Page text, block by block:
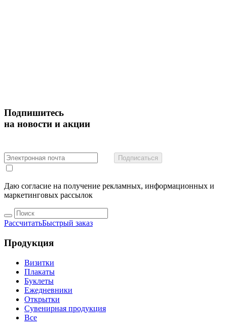
Подпишитесь
на новости и акции
Подписаться
Даю согласие на получение рекламных, информационных и
маркетинговых рассылок
РассчитатьБыстрый заказ
Продукция
Визитки
Плакаты
Буклеты
Ежедневники
Открытки
Сувенирная продукция
Все